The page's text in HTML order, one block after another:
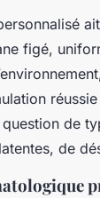
figé,
question de
de